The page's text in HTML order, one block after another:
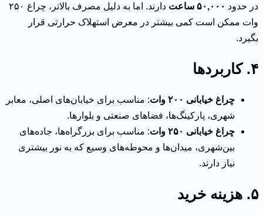
در حدود ۵۰,۰۰۰ ساعت
دارند. اما به دلیل مصرف بالاتر، چراغ ۲۵۰
وات ممکن است کمی بیشتر در معرض استهلاک حرارتی قرار
بگیرد.
۴. کاربردها
چراغ خیابانی ۲۰۰ وات
: مناسب برای خیابان‌های اصلی، معابر
شهری، پارکینگ‌ها، فضاهای صنعتی و بلوارها.
چراغ خیابانی ۲۵۰ وات
: مناسب برای بزرگراه‌ها، جاده‌های
بین‌شهری، میدان‌ها و محوطه‌های وسیع که به نور بیشتری
نیاز دارند.
۵. هزینه خرید